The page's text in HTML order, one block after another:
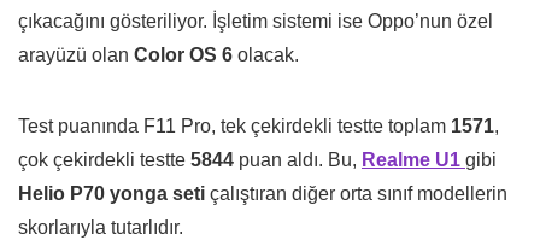
çıkacağını gösteriliyor. İşletim sistemi ise Oppo’nun özel
arayüzü olan Color OS 6 olacak.
Test puanında F11 Pro, tek çekirdekli testte toplam 1571,
çok çekirdekli testte 5844 puan aldı. Bu, Realme U1 gibi
Helio P70 yonga seti çalıştıran diğer orta sınıf modellerin
skorlarıyla tutarlıdır.